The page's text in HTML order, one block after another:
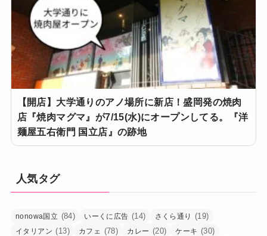
【開店】大学通りのアノ場所に新店！盛岡発の焼肉
店『焼肉マグマ』が7/15(水)にオープンしてる。『洋
麺屋五右衛門 国立店』の跡地
人気タグ
nonowa国立 (84) いーくに広告 (14) さくら通り (19)
イタリアン (13) カフェ (78) カレー (20) ケーキ (30)